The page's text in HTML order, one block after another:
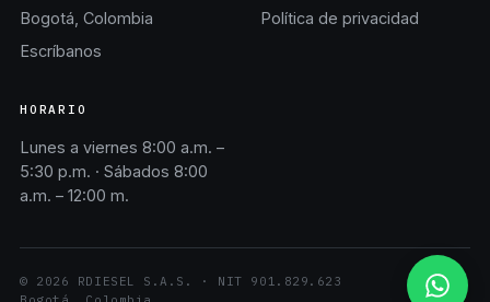
Bogotá, Colombia
Escríbanos
Política de privacidad
HORARIO
Lunes a viernes 8:00 a.m. –
5:30 p.m. · Sábados 8:00
a.m. – 12:00 m.
© 2026 RDIESEL S.A.S. · NIT 901.829.623